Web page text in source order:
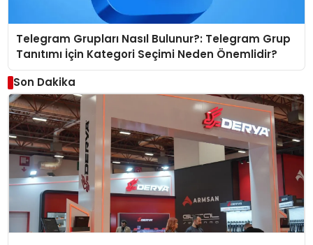
Telegram Grupları Nasıl Bulunur?: Telegram Grup
Tanıtımı İçin Kategori Seçimi Neden Önemlidir?
Son Dakika